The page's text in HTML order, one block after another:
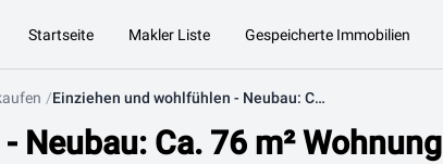
Startseite Makler Liste Gespeicherte Immobilien
Einziehen und wohlfühlen - Neubau: Ca. 76 m² Wohnung mit ca. 6 m² Balkon
Neubau: Ca. 76 m² Wohnung